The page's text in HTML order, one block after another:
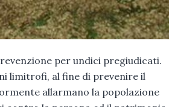
per undici pregiudicati.
limitrofi, al fine di prevenire il
allarmano la popolazione